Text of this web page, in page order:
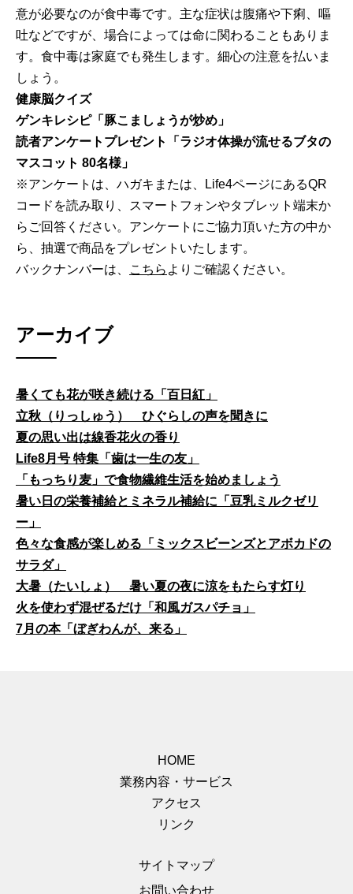
意が必要なのが食中毒です。主な症状は腹痛や下痢、嘔
吐などですが、場合によっては命に関わることもありま
す。食中毒は家庭でも発生します。細心の注意を払いま
しょう。
健康脳クイズ
ゲンキレシピ「豚こましょうが炒め」
読者アンケートプレゼント「ラジオ体操が流せるブタの
マスコット 80名様」
※アンケートは、ハガキまたは、Life4ページにあるQR
コードを読み取り、スマートフォンやタブレット端末か
らご回答ください。アンケートにご協力頂いた方の中か
ら、抽選で商品をプレゼントいたします。
バックナンバーは、
こちら よりご確認ください。
アーカイブ
暑くても花が咲き続ける「百日紅」
立秋（りっしゅう） ひぐらしの声を聞きに
夏の思い出は線香花火の香り
Life8月号 特集「歯は一生の友」
「もっちり麦」で食物繊維生活を始めましょう
暑い日の栄養補給とミネラル補給に「豆乳ミルクゼリ
ー」
色々な食感が楽しめる「ミックスビーンズとアボカドの
サラダ」
大暑（たいしょ） 暑い夏の夜に涼をもたらす灯り
火を使わず混ぜるだけ「和風ガスパチョ」
7月の本「ぼぎわんが、来る」
HOME
業務内容・サービス
アクセス
リンク
サイトマップ
お問い合わせ